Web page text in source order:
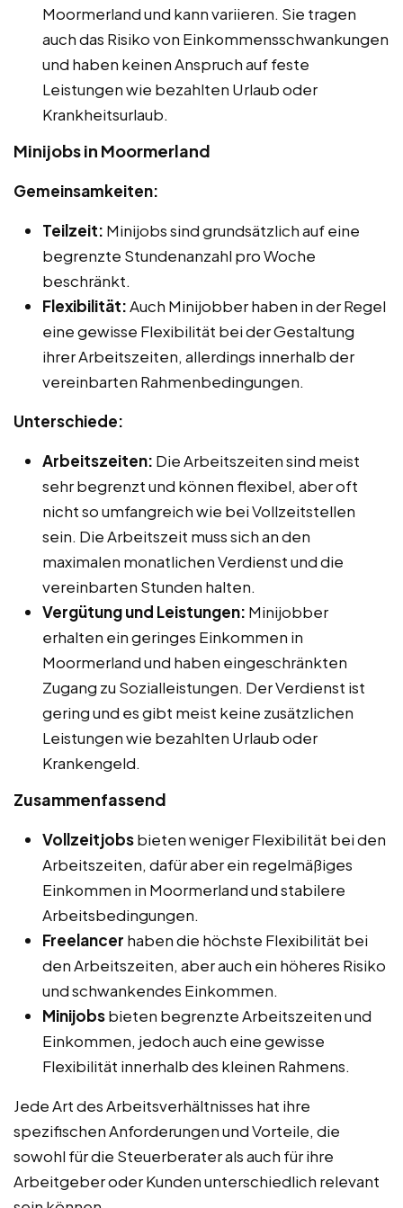
Moormerland und kann variieren. Sie tragen
auch das Risiko von Einkommensschwankungen
und haben keinen Anspruch auf feste
Leistungen wie bezahlten Urlaub oder
Krankheitsurlaub.
Minijobs in Moormerland
Gemeinsamkeiten:
Teilzeit: Minijobs sind grundsätzlich auf eine
begrenzte Stundenanzahl pro Woche
beschränkt.
Flexibilität:Auch Minijobber haben in der Regel
eine gewisse Flexibilität bei der Gestaltung
ihrer Arbeitszeiten, allerdings innerhalb der
vereinbarten Rahmenbedingungen.
Unterschiede:
Arbeitszeiten: Die Arbeitszeiten sind meist
sehr begrenzt und können flexibel, aber oft
nicht so umfangreich wie bei Vollzeitstellen
sein. Die Arbeitszeit muss sich an den
maximalen monatlichen Verdienst und die
vereinbarten Stunden halten.
Vergütung und Leistungen: Minijobber
erhalten ein geringes Einkommen in
Moormerland und haben eingeschränkten
Zugang zu Sozialleistungen. Der Verdienst ist
gering und es gibt meist keine zusätzlichen
Leistungen wie bezahlten Urlaub oder
Krankengeld.
Zusammenfassend
Vollzeitjobsbieten weniger Flexibilität bei den
Arbeitszeiten, dafür aber ein regelmäßiges
Einkommen in Moormerland und stabilere
Arbeitsbedingungen.
Freelancer haben die höchste Flexibilität bei
den Arbeitszeiten, aber auch ein höheres Risiko
und schwankendes Einkommen.
Minijobsbieten begrenzte Arbeitszeiten und
Einkommen, jedoch auch eine gewisse
Flexibilität innerhalb des kleinen Rahmens.
Jede Art des Arbeitsverhältnisses hat ihre
spezifischen Anforderungen und Vorteile, die
sowohl für die Steuerberater als auch für ihre
Arbeitgeber oder Kunden unterschiedlich relevant